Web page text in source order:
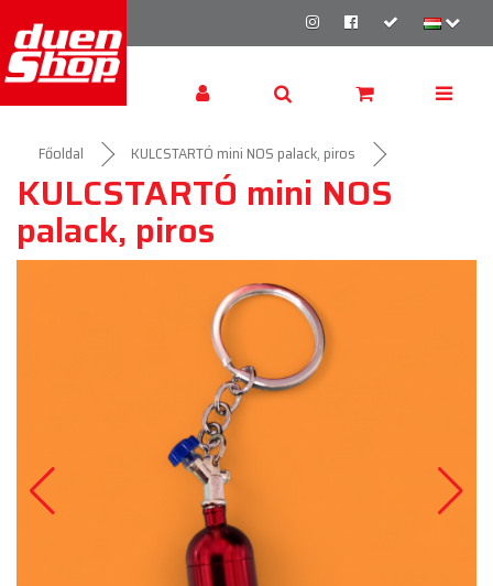
Főoldal KULCSTARTÓ mini NOS palack, piros
KULCSTARTÓ mini NOS
palack, piros